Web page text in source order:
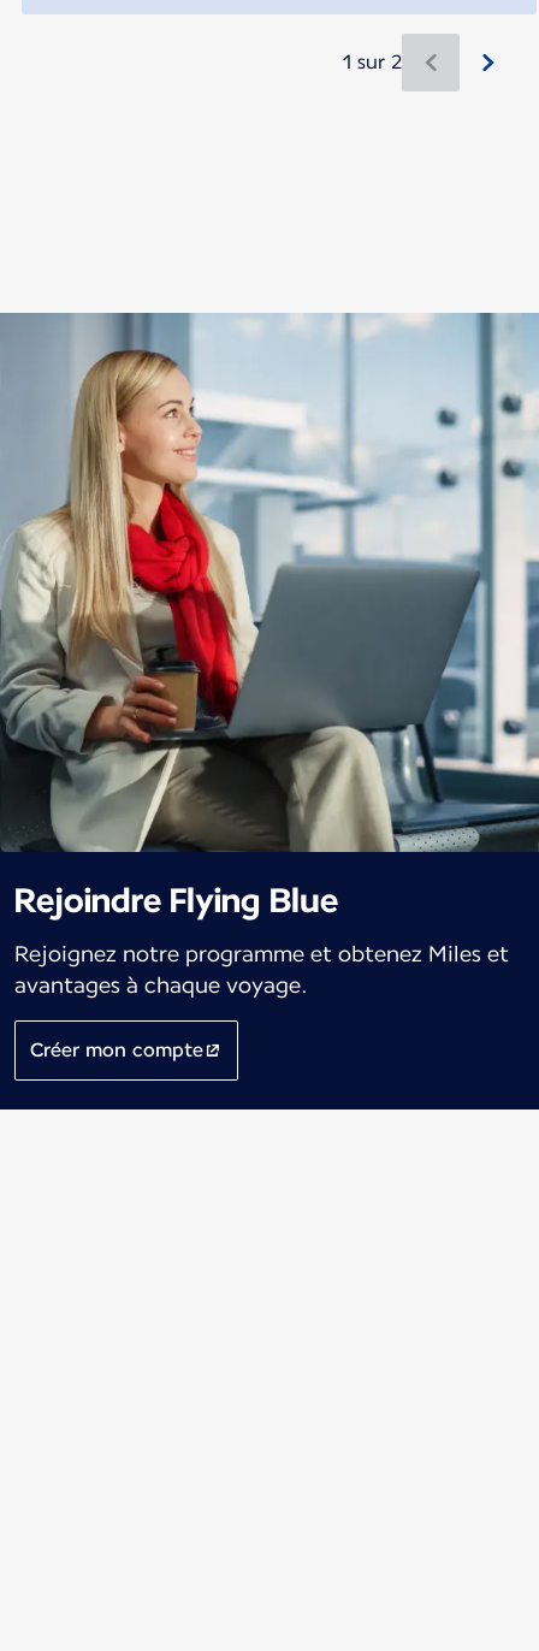
1 sur 2
Rejoindre Flying Blue
Rejoignez notre programme et obtenez Miles et
avantages à chaque voyage.
Créer mon compte